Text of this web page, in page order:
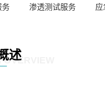
务 渗透测试服务 应
述